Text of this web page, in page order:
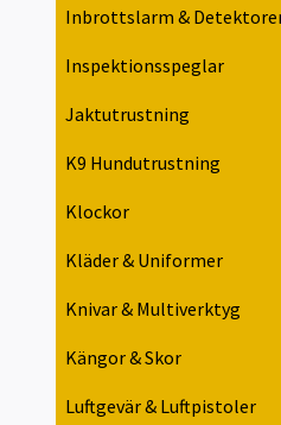
Inbrottslarm &
Inspektionsspeglar
Jaktutrustning
K9 Hundutrustning
Klockor
Kläder & Uniformer
Knivar & Multiverktyg
Kängor & Skor
Luftgevär & Luftpistoler